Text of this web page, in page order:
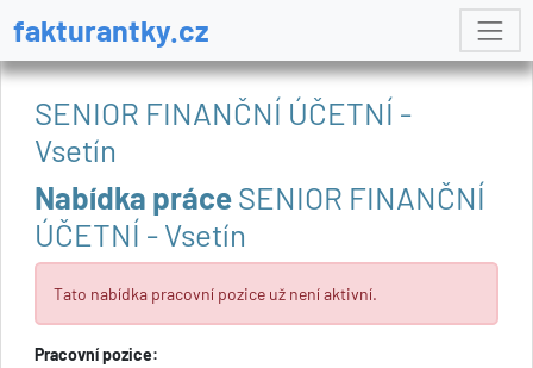
fakturantky.cz
SENIOR FINANČNÍ ÚČETNÍ -
Vsetín
Nabídka práceSENIOR FINANČNÍ
ÚČETNÍ - Vsetín
Tato nabídka pracovní pozice už není aktivní.
Pracovní pozice: